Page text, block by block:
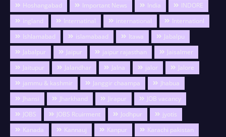
Hoshangabad
Important News India
INDORE
ingland
Internatinal international
Internationl
Ishlamabad
islamabaad Itawa
Jabalpu
Jabalpur
Jaipur jaipur rajasthan
Jaisalmer
Jaitupur
Jalandhar Jalna jalor
Jalore
jammu & kashmir
Janggir chaampa
Jhabua
Jhansi
Jharkhand Jirapur
JOB vacancy
JOBS
JOBS Rcuirment Jodhpur
jyotis
Kanada
Kannauj Kanpur
Karachi pakistan